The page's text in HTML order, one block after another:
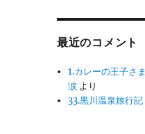
最近のコメント
1.カレーの王子さま
涙 より
33.黒川温泉旅行記